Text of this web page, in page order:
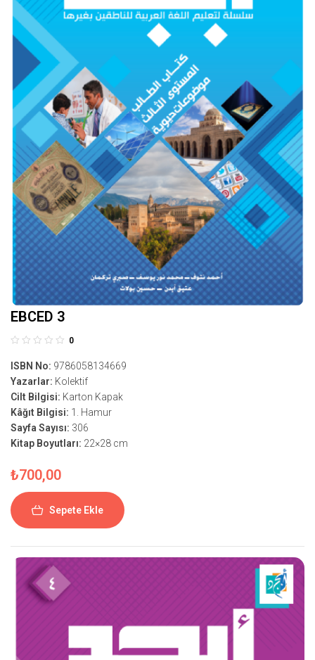
EBCED 3
0
ISBN No: 9786058134669
Yazarlar: Kolektif
Cilt Bilgisi: Karton Kapak
Kâğıt Bilgisi: 1. Hamur
Sayfa Sayısı: 306
Kitap Boyutları: 22×28 cm
₺700,00
Sepete Ekle